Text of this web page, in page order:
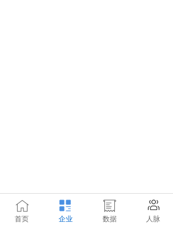
首页 企业 数据 人脉